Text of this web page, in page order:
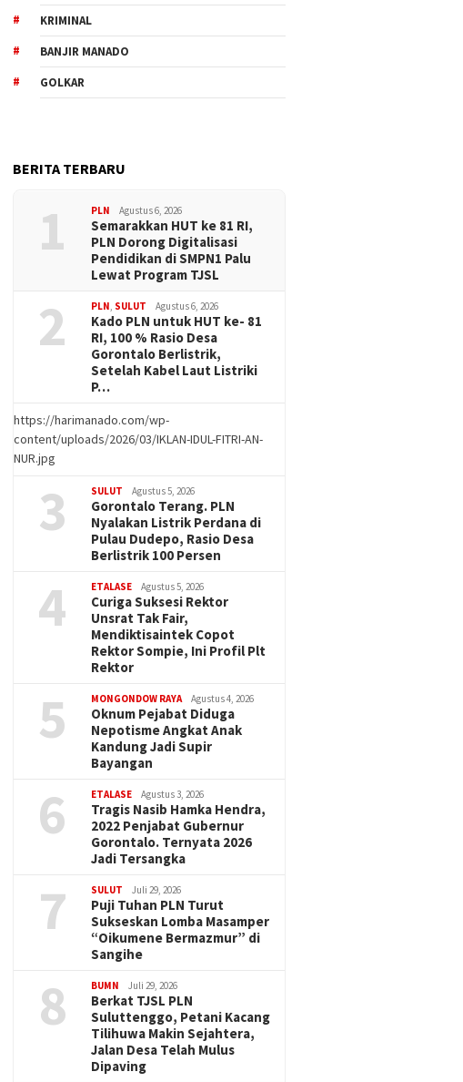
KRIMINAL
BANJIR MANADO
GOLKAR
BERITA TERBARU
1 PLN Agustus 6, 2026
Semarakkan HUT ke 81 RI,
PLN Dorong Digitalisasi
Pendidikan di SMPN1 Palu
Lewat Program TJSL
2 PLN, SULUT Agustus 6, 2026
Kado PLN untuk HUT ke- 81
RI, 100 % Rasio Desa
Gorontalo Berlistrik,
Setelah Kabel Laut Listriki
P…
https://harimanado.com/wp-
content/uploads/2026/03/IKLAN-IDUL-FITRI-AN-
NUR.jpg
3 SULUT Agustus 5, 2026
Gorontalo Terang. PLN
Nyalakan Listrik Perdana di
Pulau Dudepo, Rasio Desa
Berlistrik 100 Persen
4 ETALASE Agustus 5, 2026
Curiga Suksesi Rektor
Unsrat Tak Fair,
Mendiktisaintek Copot
Rektor Sompie, Ini Profil Plt
Rektor
5 MONGONDOW RAYA Agustus 4, 2026
Oknum Pejabat Diduga
Nepotisme Angkat Anak
Kandung Jadi Supir
Bayangan
6 ETALASE Agustus 3, 2026
Tragis Nasib Hamka Hendra,
2022 Penjabat Gubernur
Gorontalo. Ternyata 2026
Jadi Tersangka
7 SULUT Juli 29, 2026
Puji Tuhan PLN Turut
Sukseskan Lomba Masamper
“Oikumene Bermazmur” di
Sangihe
8 BUMN Juli 29, 2026
Berkat TJSL PLN
Suluttenggo, Petani Kacang
Tilihuwa Makin Sejahtera,
Jalan Desa Telah Mulus
Dipaving